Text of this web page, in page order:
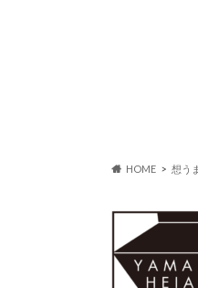
HOME 想う